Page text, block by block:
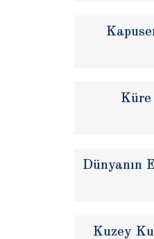
Dünyanın
Kuzey